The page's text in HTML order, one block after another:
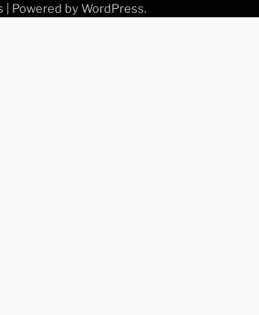
| Powered by WordPress.